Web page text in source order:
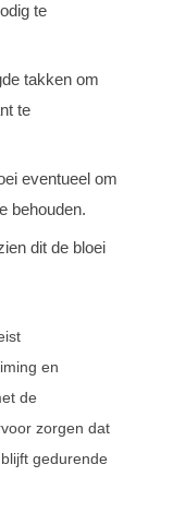
te
takken om
te
eventueel om
behouden.
dit de bloei
en
de
zorgen dat
gedurende